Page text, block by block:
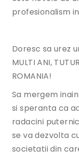
profesionalism
Doresc sa urez
MULTI ANI,
ROMANIA!
Sa mergem
si speranta ca
radacini
se va dezvolta
societatii din